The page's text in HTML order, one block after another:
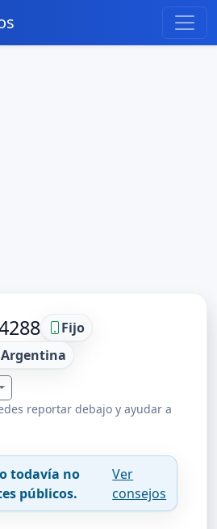
Fijo
reportar debajo y ayudar a
todavía no
públicos.
Ver
consejos